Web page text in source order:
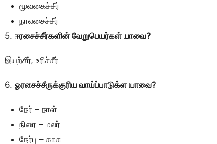
மூவகைச்சீர்
நாலசைச்சீர்
5. ஈரசைச்சீர்களின் வேறுபெயர்கள் யாவை?
இயற்சீர், உரிச்சீர்
6. ஓரசைச்சீருக்குரிய வாய்ப்பாடுக்ள யாவை?
நேர் – நாள்
நிரை – மலர்
நேர்பு – காசு